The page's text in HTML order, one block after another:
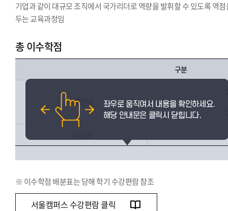
기업과 같이 대규모 조직에서 국가리더로 역량을 발휘할 수 있도록 역
두는 교육과정임
총 이수학점
구분
이중전공
※ 이수학점 배분표는 당해 학기 수강편람 참조
서울캠퍼스 수강편람 클릭